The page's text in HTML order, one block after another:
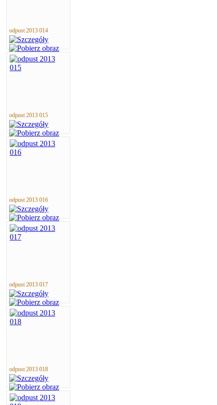
odpust 2013 014
odpust 2013 015
odpust 2013 016
odpust 2013 017
odpust 2013 018